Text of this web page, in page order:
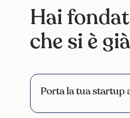
Hai
che si è
Porta la tua startup